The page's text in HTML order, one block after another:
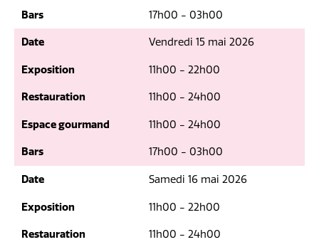
Bars 17h00 - 03h00
Date Vendredi 15 mai 2026
Exposition 11h00 - 22h00
Restauration 11h00 - 24h00
Espace gourmand 11h00 - 24h00
Bars 17h00 - 03h00
Date Samedi 16 mai 2026
Exposition 11h00 - 22h00
Restauration 11h00 - 24h00